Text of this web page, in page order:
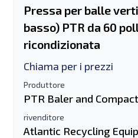
Pressa per balle
basso) PTR da 60
ricondizionata
Chiama per i prezzi
Produttore
PTR Baler and
rivenditore
Atlantic Recycling